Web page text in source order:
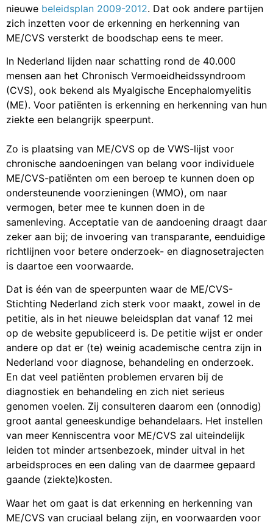
nieuwe beleidsplan 2009-2012. Dat ook andere partijen
zich inzetten voor de erkenning en herkenning van
ME/CVS versterkt de boodschap eens te meer.
In Nederland lijden naar schatting rond de 40.000
mensen aan het Chronisch Vermoeidheidssyndroom
(CVS), ook bekend als Myalgische Encephalomyelitis
(ME). Voor patiënten is erkenning en herkenning van hun
ziekte een belangrijk speerpunt.
Zo is plaatsing van ME/CVS op de VWS-lijst voor
chronische aandoeningen van belang voor individuele
ME/CVS-patiënten om een beroep te kunnen doen op
ondersteunende voorzieningen (WMO), om naar
vermogen, beter mee te kunnen doen in de
samenleving. Acceptatie van de aandoening draagt daar
zeker aan bij; de invoering van transparante, eenduidige
richtlijnen voor betere onderzoek- en diagnosetrajecten
is daartoe een voorwaarde.
Dat is één van de speerpunten waar de ME/CVS-
Stichting Nederland zich sterk voor maakt, zowel in de
petitie, als in het nieuwe beleidsplan dat vanaf 12 mei
op de website gepubliceerd is. De petitie wijst er onder
andere op dat er (te) weinig academische centra zijn in
Nederland voor diagnose, behandeling en onderzoek.
En dat veel patiënten problemen ervaren bij de
diagnostiek en behandeling en zich niet serieus
genomen voelen. Zij consulteren daarom een (onnodig)
groot aantal geneeskundige behandelaars. Het instellen
van meer Kenniscentra voor ME/CVS zal uiteindelijk
leiden tot minder artsenbezoek, minder uitval in het
arbeidsproces en een daling van de daarmee gepaard
gaande (ziekte)kosten.
Waar het om gaat is dat erkenning en herkenning van
ME/CVS van cruciaal belang zijn, en voorwaarden voor